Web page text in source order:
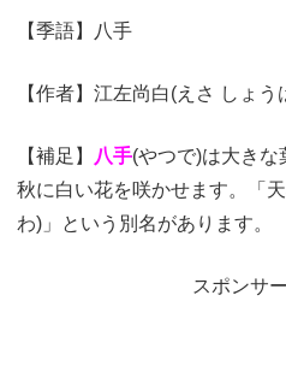
【季語】八手
【作者】江左尚白(えさ しょう
【補足】 八手(やつで)は大き
秋に白い花を咲かせます。「
わ)」という別名があります。
スポンサ